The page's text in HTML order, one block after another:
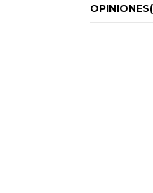
OPINIONES